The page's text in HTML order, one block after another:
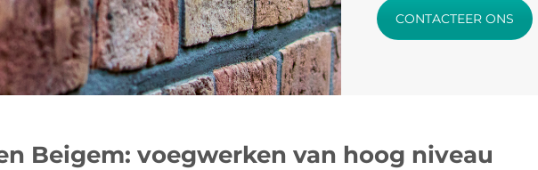
CONTACTEER ONS
Beigem: voegwerken van hoog niveau